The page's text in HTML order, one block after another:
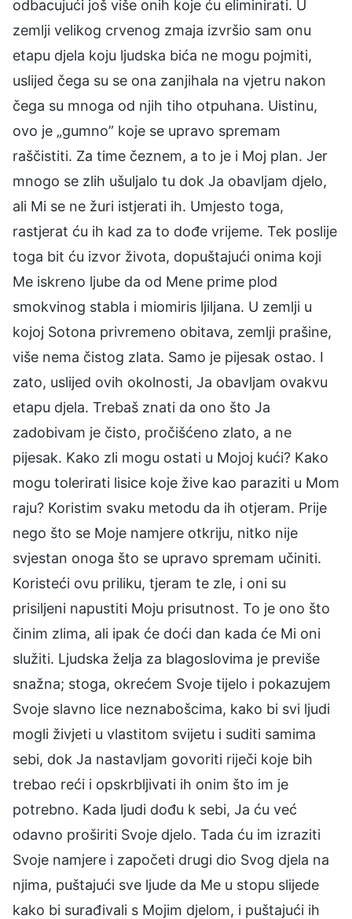
odbacujući još više onih koje ću eliminirati. U
zemlji velikog crvenog zmaja izvršio sam onu
etapu djela koju ljudska bića ne mogu pojmiti,
uslijed čega su se ona zanjihala na vjetru nakon
čega su mnoga od njih tiho otpuhana. Uistinu,
ovo je „gumno” koje se upravo spremam
raščistiti. Za time čeznem, a to je i Moj plan. Jer
mnogo se zlih ušuljalo tu dok Ja obavljam djelo,
ali Mi se ne žuri istjerati ih. Umjesto toga,
rastjerat ću ih kad za to dođe vrijeme. Tek poslije
toga bit ću izvor života, dopuštajući onima koji
Me iskreno ljube da od Mene prime plod
smokvinog stabla i miomiris ljiljana. U zemlji u
kojoj Sotona privremeno obitava, zemlji prašine,
više nema čistog zlata. Samo je pijesak ostao. I
zato, uslijed ovih okolnosti, Ja obavljam ovakvu
etapu djela. Trebaš znati da ono što Ja
zadobivam je čisto, pročišćeno zlato, a ne
pijesak. Kako zli mogu ostati u Mojoj kući? Kako
mogu tolerirati lisice koje žive kao paraziti u Mom
raju? Koristim svaku metodu da ih otjeram. Prije
nego što se Moje namjere otkriju, nitko nije
svjestan onoga što se upravo spremam učiniti.
Koristeći ovu priliku, tjeram te zle, i oni su
prisiljeni napustiti Moju prisutnost. To je ono što
činim zlima, ali ipak će doći dan kada će Mi oni
služiti. Ljudska želja za blagoslovima je previše
snažna; stoga, okrećem Svoje tijelo i pokazujem
Svoje slavno lice neznabošcima, kako bi svi ljudi
mogli živjeti u vlastitom svijetu i suditi samima
sebi, dok Ja nastavljam govoriti riječi koje bih
trebao reći i opskrbljivati ih onim što im je
potrebno. Kada ljudi dođu k sebi, Ja ću već
odavno proširiti Svoje djelo. Tada ću im izraziti
Svoje namjere i započeti drugi dio Svog djela na
njima, puštajući sve ljude da Me u stopu slijede
kako bi surađivali s Mojim djelom, i puštajući ih